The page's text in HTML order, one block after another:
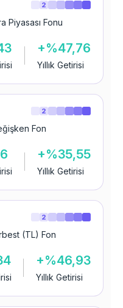
Piyasası Fonu
+%47,76
Yıllık Getirisi
2
Fon
+%35,55
Yıllık Getirisi
2
(TL) Fon
+%46,93
Yıllık Getirisi
2